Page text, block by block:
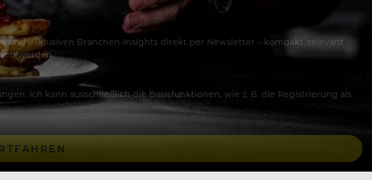
und exklusiven Branchen-Insights direkt per Newsletter – kompakt, relevant
werden.
Ich kann ausschließlich die Basisfunktionen, wie z. B. die Registrierung als